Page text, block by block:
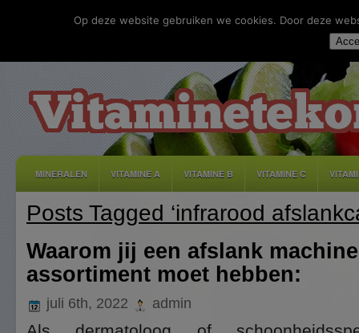
MINERALEN VITAMINE A VITAMINE B VITAMINE C
DISCLAIMER ADVERTEREN CONTACT PRIVACY
Posts Tagged ‘infrarood
Waarom jij een afslank
assortiment moet hebben:
juli 6th, 2022 admin
Op deze website gebruiken we cookies. Door deze